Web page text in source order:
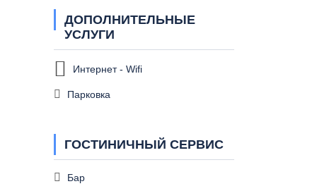
ДОПОЛНИТЕЛЬНЫЕ
УСЛУГИ
Интернет - Wifi
Парковка
ГОСТИНИЧНЫЙ СЕРВИС
Бар